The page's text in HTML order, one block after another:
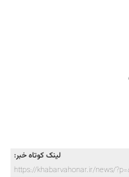
لینک کوتاه خبر:
https://khabarvahonar.ir/news/